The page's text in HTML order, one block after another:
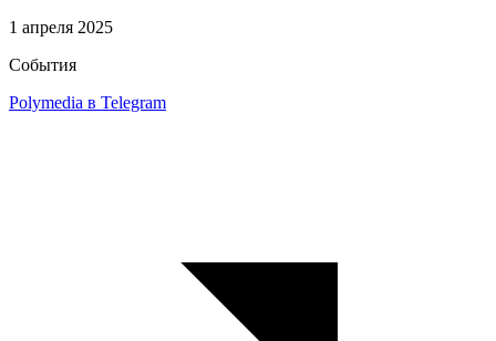
1 апреля 2025
События
Polymedia в Telegram